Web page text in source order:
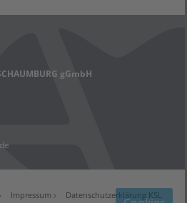
gGmbH
Impressum Datenschutzerklärung KSL